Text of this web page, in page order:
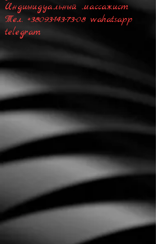
Индиыидуальный массажист
Тел. +38093-143-73-08 wahatsapp
telegram